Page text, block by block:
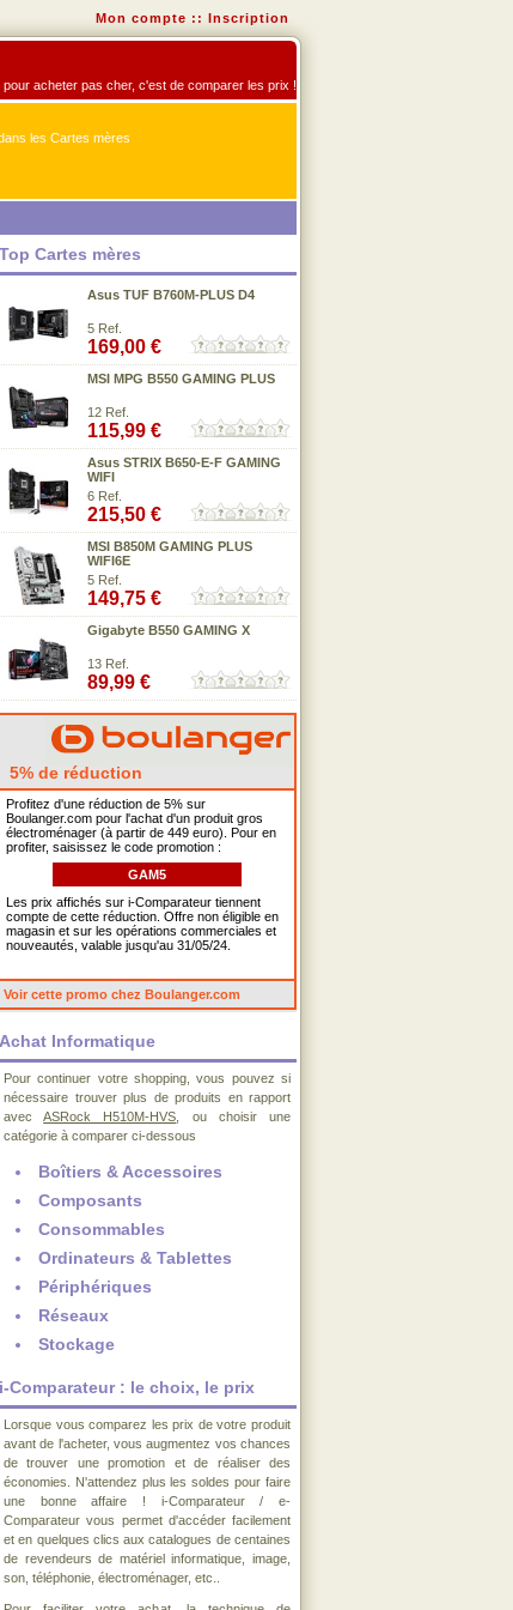
Mon compte :: Inscription
acheter pas cher, c'est de comparer les prix !
les Cartes mères
Top Cartes mères
Asus TUF B760M-PLUS D4
5 Ref.
169,00 €
MSI MPG B550 GAMING PLUS
12 Ref.
115,99 €
Asus STRIX B650-E-F GAMING
WIFI
6 Ref.
215,50 €
MSI B850M GAMING PLUS
WIFI6E
5 Ref.
149,75 €
Gigabyte B550 GAMING X
13 Ref.
89,99 €
5% de réduction
Profitez d'une réduction de 5% sur
Boulanger.com pour l'achat d'un produit gros
électroménager (à partir de 449 euro). Pour en
profiter, saisissez le code promotion :
GAM5
Les prix affichés sur i-Comparateur tiennent
compte de cette réduction. Offre non éligible en
magasin et sur les opérations commerciales et
nouveautés, valable jusqu'au 31/05/24.
Voir cette promo chez Boulanger.com
Achat Informatique
Pour continuer votre shopping, vous pouvez si
nécessaire trouver plus de produits en rapport
avecASRock H510M-HVS , ou choisir une
catégorie à comparer ci-dessous
Boîtiers & Accessoires
Composants
Consommables
Ordinateurs & Tablettes
Périphériques
Réseaux
Stockage
i-Comparateur : le choix, le prix
Lorsque vous comparez les prix de votre produit
avant de l'acheter, vous augmentez vos chances
de trouver une promotion et de réaliser des
économies. N'attendez plus les soldes pour faire
une bonne affaire ! i-Comparateur / e-
Comparateur vous permet d'accéder facilement
et en quelques clics aux catalogues de centaines
de revendeurs de matériel informatique, image,
son, téléphonie, électroménager, etc..